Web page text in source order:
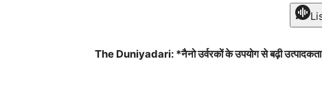
The Duniyadari: *नैनो उर्वरकों के उपयोग से बढ़ी